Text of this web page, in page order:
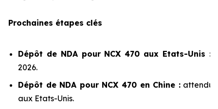
Prochaines étapes clés
Dépôt de NDA pour NCX 470 aux Etats-Unis :
2026.
Dépôt de NDA pour NCX 470 en Chine :attendu
aux Etats-Unis.